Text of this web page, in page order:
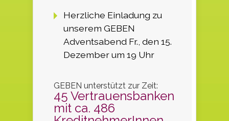
Herzliche Einladung zu
unserem GEBEN
Adventsabend Fr., den 15.
Dezember um 19 Uhr
GEBEN unterstützt zur Zeit:
45 Vertrauensbanken
mit ca. 486